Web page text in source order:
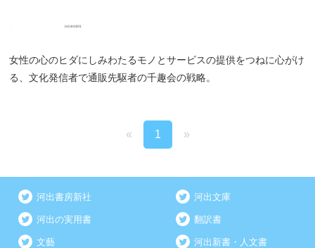
女性の心のヒダにしみわたるモノとサービスの提供をつねに心がけ
る、文化発信者で通販先駆者の千趣会の戦略。
« 1 »
河出書房新社 河出文庫
河出の実用書 翻訳書
文藝 河出新書・人文書